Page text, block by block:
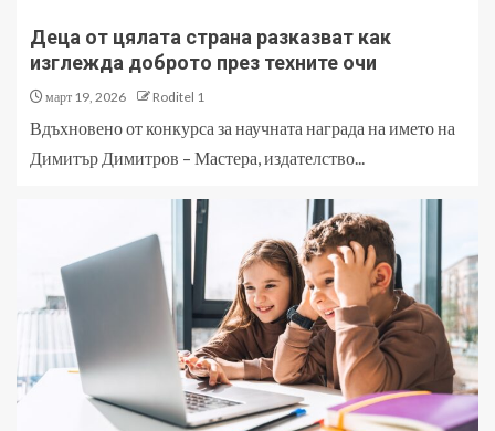
Деца от цялата страна разказват как
изглежда доброто през техните очи
март 19, 2026 Roditel 1
Вдъхновено от конкурса за научната награда на името на
Димитър Димитров – Мастера, издателство...